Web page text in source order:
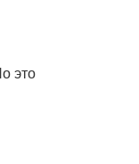
это